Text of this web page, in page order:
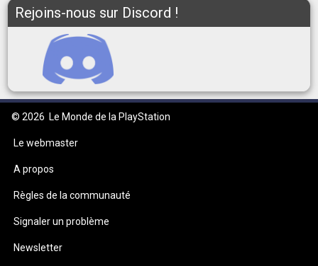
Rejoins-nous sur Discord !
© 2026 Le Monde de la PlayStation
Le webmaster
A propos
Règles de la communauté
Signaler un problème
Newsletter